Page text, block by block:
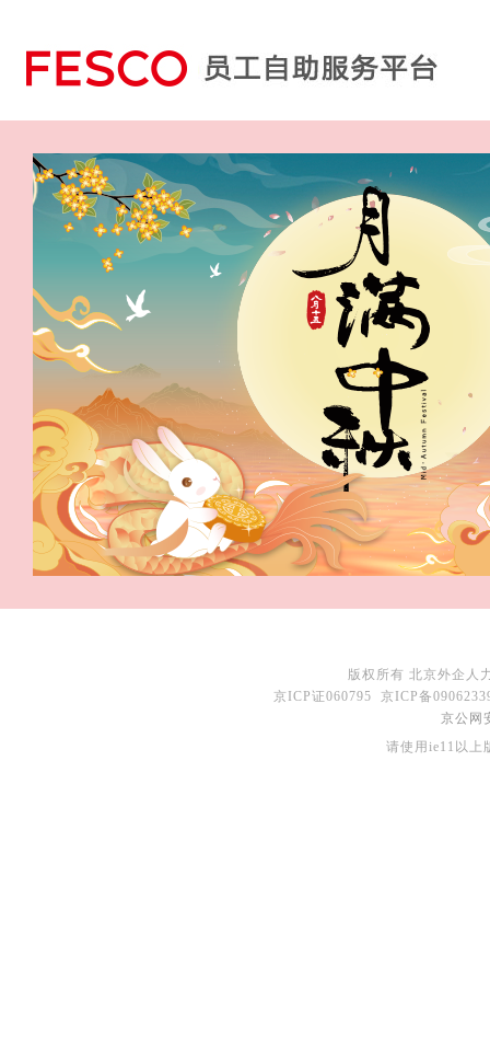
版权所有 北京外企人
京ICP证060795 京ICP备
京公网
请使用ie11以上